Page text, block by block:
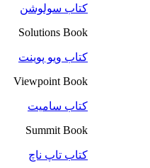
کتاب سولوشن
Solutions Book
کتاب ویو پوینت
Viewpoint Book
کتاب سامیت
Summit Book
کتاب تاپ ناچ